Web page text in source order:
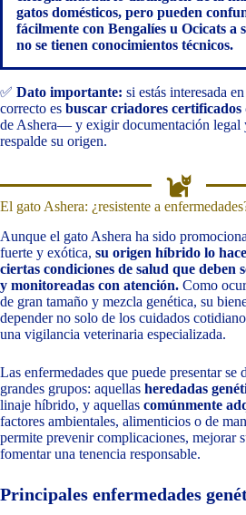
gatos domésticos, pero pueden
fácilmente con Bengalíes u Ocicats a
no se tienen conocimientos técnicos.
✅ Dato importante: si estás interesada
correcto es buscar criadores certificados
de Ashera— y exigir documentación legal
respalde su origen.
El gato Ashera: ¿resistente a
Aunque el gato Ashera ha sido
fuerte y exótica, su origen híbrido lo
ciertas condiciones de salud que deben
y monitoreadas con atención. Como
de gran tamaño y mezcla genética, su
depender no solo de los cuidados
una vigilancia veterinaria especializada.
Las enfermedades que puede presentar se
grandes grupos: aquellas heredadas
linaje híbrido, y aquellas comúnmente
factores ambientales, alimenticios o de
permite prevenir complicaciones, mejorar
fomentar una tenencia responsable.
Principales enfermedades